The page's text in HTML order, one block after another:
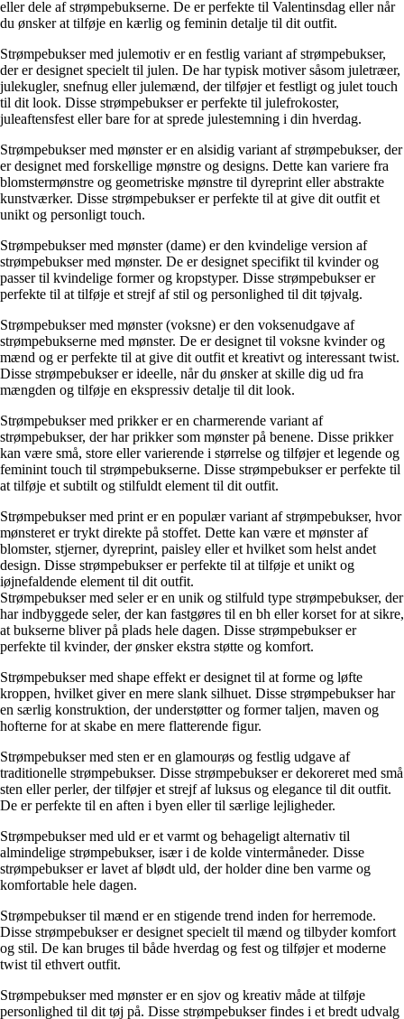
eller dele af strømpebukserne. De er perfekte til Valentinsdag eller når
du ønsker at tilføje en kærlig og feminin detalje til dit outfit.
Strømpebukser med julemotiv er en festlig variant af strømpebukser,
der er designet specielt til julen. De har typisk motiver såsom juletræer,
julekugler, snefnug eller julemænd, der tilføjer et festligt og julet touch
til dit look. Disse strømpebukser er perfekte til julefrokoster,
juleaftensfest eller bare for at sprede julestemning i din hverdag.
Strømpebukser med mønster er en alsidig variant af strømpebukser, der
er designet med forskellige mønstre og designs. Dette kan variere fra
blomstermønstre og geometriske mønstre til dyreprint eller abstrakte
kunstværker. Disse strømpebukser er perfekte til at give dit outfit et
unikt og personligt touch.
Strømpebukser med mønster (dame) er den kvindelige version af
strømpebukser med mønster. De er designet specifikt til kvinder og
passer til kvindelige former og kropstyper. Disse strømpebukser er
perfekte til at tilføje et strejf af stil og personlighed til dit tøjvalg.
Strømpebukser med mønster (voksne) er den voksenudgave af
strømpebukserne med mønster. De er designet til voksne kvinder og
mænd og er perfekte til at give dit outfit et kreativt og interessant twist.
Disse strømpebukser er ideelle, når du ønsker at skille dig ud fra
mængden og tilføje en ekspressiv detalje til dit look.
Strømpebukser med prikker er en charmerende variant af
strømpebukser, der har prikker som mønster på benene. Disse prikker
kan være små, store eller varierende i størrelse og tilføjer et legende og
feminint touch til strømpebukserne. Disse strømpebukser er perfekte til
at tilføje et subtilt og stilfuldt element til dit outfit.
Strømpebukser med print er en populær variant af strømpebukser, hvor
mønsteret er trykt direkte på stoffet. Dette kan være et mønster af
blomster, stjerner, dyreprint, paisley eller et hvilket som helst andet
design. Disse strømpebukser er perfekte til at tilføje et unikt og
iøjnefaldende element til dit outfit.
Strømpebukser med seler er en unik og stilfuld type strømpebukser, der
har indbyggede seler, der kan fastgøres til en bh eller korset for at sikre,
at bukserne bliver på plads hele dagen. Disse strømpebukser er
perfekte til kvinder, der ønsker ekstra støtte og komfort.
Strømpebukser med shape effekt er designet til at forme og løfte
kroppen, hvilket giver en mere slank silhuet. Disse strømpebukser har
en særlig konstruktion, der understøtter og former taljen, maven og
hofterne for at skabe en mere flatterende figur.
Strømpebukser med sten er en glamourøs og festlig udgave af
traditionelle strømpebukser. Disse strømpebukser er dekoreret med små
sten eller perler, der tilføjer et strejf af luksus og elegance til dit outfit.
De er perfekte til en aften i byen eller til særlige lejligheder.
Strømpebukser med uld er et varmt og behageligt alternativ til
almindelige strømpebukser, især i de kolde vintermåneder. Disse
strømpebukser er lavet af blødt uld, der holder dine ben varme og
komfortable hele dagen.
Strømpebukser til mænd er en stigende trend inden for herremode.
Disse strømpebukser er designet specielt til mænd og tilbyder komfort
og stil. De kan bruges til både hverdag og fest og tilføjer et moderne
twist til ethvert outfit.
Strømpebukser med mønster er en sjov og kreativ måde at tilføje
personlighed til dit tøj på. Disse strømpebukser findes i et bredt udvalg